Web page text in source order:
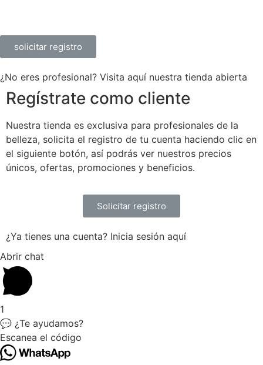
solicitar registro
¿No eres profesional? Visita aquí nuestra tienda abierta
Regístrate como cliente
Nuestra tienda es exclusiva para profesionales de la
belleza, solicita el registro de tu cuenta haciendo clic en
el siguiente botón, así podrás ver nuestros precios
únicos, ofertas, promociones y beneficios.
Solicitar registro
¿Ya tienes una cuenta? Inicia sesión aquí
Abrir chat
1
💬 ¿Te ayudamos?
Escanea el código